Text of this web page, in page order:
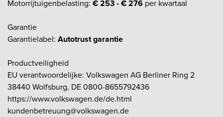
Motorrijtuigenbelasting: € 253 - € 276 per kwartaal
Garantie
Garantielabel: Autotrust garantie
Productveiligheid
EU verantwoordelijke: Volkswagen AG Berliner Ring 2
38440 Wolfsburg, DE 0800-8655792436
https://www.volkswagen.de/de.html
kundenbetreuung@volkswagen.de